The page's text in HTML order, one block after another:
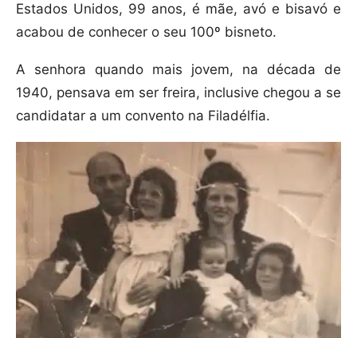
Estados Unidos, 99 anos, é mãe, avó e bisavó e
acabou de conhecer o seu 100º bisneto.
A senhora quando mais jovem, na década de
1940, pensava em ser freira, inclusive chegou a se
candidatar a um convento na Filadélfia.